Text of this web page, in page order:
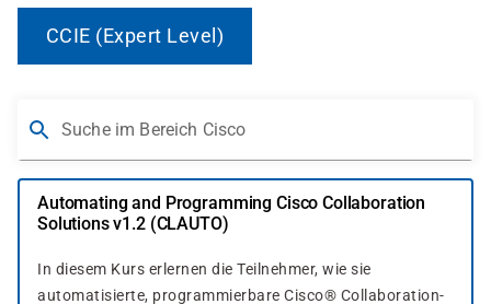
CCIE (Expert Level)
Suche im Bereich Cisco
Automating and Programming Cisco Collaboration
Solutions v1.2 (CLAUTO)
In diesem Kurs erlernen die Teilnehmer, wie sie
automatisierte, programmierbare Cisco® Collaboration-